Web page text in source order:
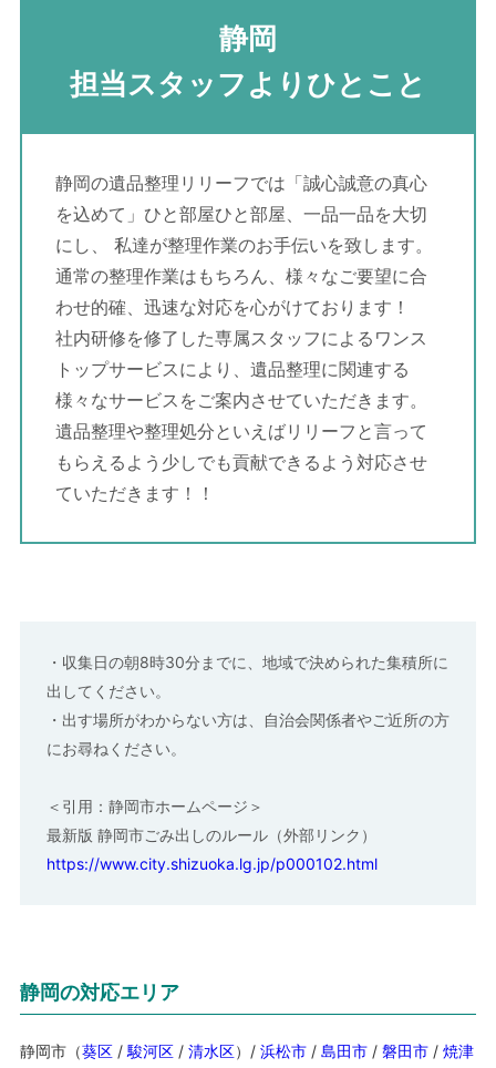
静岡
担当スタッフよりひとこと
静岡の遺品整理リリーフでは「誠心誠意の真心
を込めて」ひと部屋ひと部屋、一品一品を大切
にし、 私達が整理作業のお手伝いを致します。
通常の整理作業はもちろん、様々なご要望に合
わせ的確、迅速な対応を心がけております！
社内研修を修了した専属スタッフによるワンス
トップサービスにより、遺品整理に関連する
様々なサービスをご案内させていただきます。
遺品整理や整理処分といえばリリーフと言って
もらえるよう少しでも貢献できるよう対応させ
ていただきます！！
・収集日の朝8時30分までに、地域で決められた集積所に
出してください。
・出す場所がわからない方は、自治会関係者やご近所の方
にお尋ねください。
＜引用：静岡市ホームページ＞
最新版 静岡市ごみ出しのルール（外部リンク）
https://www.city.shizuoka.lg.jp/p000102.html
静岡の対応エリア
静岡市（葵区/ 駿河区/ 清水区）/ 浜松市/ 島田市/ 磐田市/ 焼津